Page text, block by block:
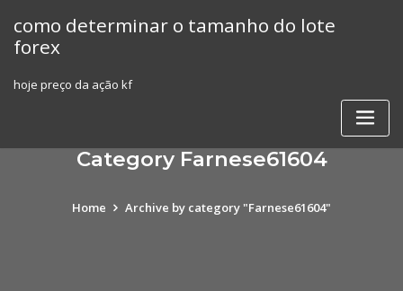
content
como determinar o tamanho do lote
forex
hoje preço da ação kf
Category Farnese61604
Home Archive by category "Farnese61604"